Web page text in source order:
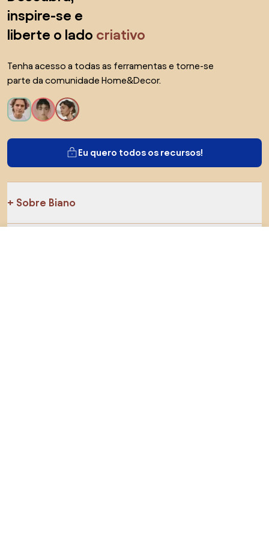
inspire-se e
liberte o lado criativo
Tenha acesso a todas as ferramentas e torne-se
parte da comunidade Home&Decor.
Eu quero todos os recursos!
Sobre Biano